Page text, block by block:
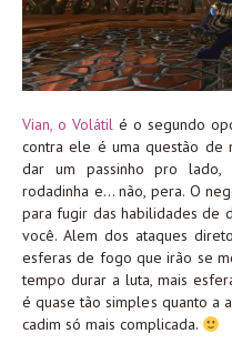
Vian, o Volátilé o segundo
contra ele é uma questão de
dar um passinho pro lado,
rodadinha e… não, pera. O
para fugir das habilidades de
você. Alem dos ataques
esferas de fogo que irão se
tempo durar a luta, mais
é quase tão simples quanto a
cadim só mais complicada.